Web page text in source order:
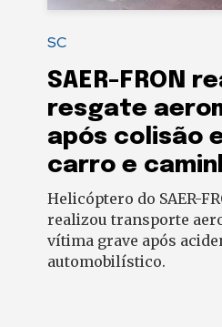
SC
SAER-FRON
resgate
após colisão
carro e
Helicóptero do SAER-
realizou transporte
vítima grave após
automobilístico.